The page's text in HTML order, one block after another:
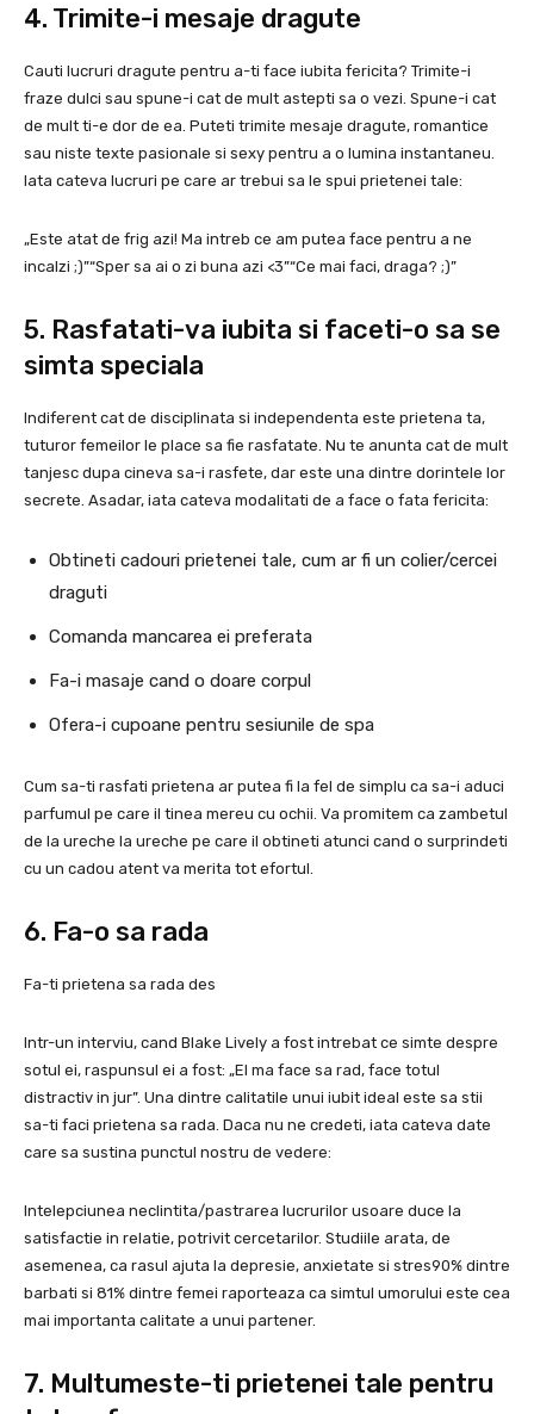
4. Trimite-i mesaje dragute
Cauti lucruri dragute pentru a-ti face iubita fericita? Trimite-i
fraze dulci sau spune-i cat de mult astepti sa o vezi. Spune-i cat
de mult ti-e dor de ea. Puteti trimite mesaje dragute, romantice
sau niste texte pasionale si sexy pentru a o lumina instantaneu.
Iata cateva lucruri pe care ar trebui sa le spui prietenei tale:
„Este atat de frig azi! Ma intreb ce am putea face pentru a ne
incalzi ;)”“Sper sa ai o zi buna azi <3”“Ce mai faci, draga? ;)”
5. Rasfatati-va iubita si faceti-o sa se
simta speciala
Indiferent cat de disciplinata si independenta este prietena ta,
tuturor femeilor le place sa fie rasfatate. Nu te anunta cat de mult
tanjesc dupa cineva sa-i rasfete, dar este una dintre dorintele lor
secrete. Asadar, iata cateva modalitati de a face o fata fericita:
Obtineti cadouri prietenei tale, cum ar fi un colier/cercei
draguti
Comanda mancarea ei preferata
Fa-i masaje cand o doare corpul
Ofera-i cupoane pentru sesiunile de spa
Cum sa-ti rasfati prietena ar putea fi la fel de simplu ca sa-i aduci
parfumul pe care il tinea mereu cu ochii. Va promitem ca zambetul
de la ureche la ureche pe care il obtineti atunci cand o surprindeti
cu un cadou atent va merita tot efortul.
6. Fa-o sa rada
Fa-ti prietena sa rada des
Intr-un interviu, cand Blake Lively a fost intrebat ce simte despre
sotul ei, raspunsul ei a fost: „El ma face sa rad, face totul
distractiv in jur”. Una dintre calitatile unui iubit ideal este sa stii
sa-ti faci prietena sa rada. Daca nu ne credeti, iata cateva date
care sa sustina punctul nostru de vedere:
Intelepciunea neclintita/pastrarea lucrurilor usoare duce la
satisfactie in relatie, potrivit cercetarilor. Studiile arata, de
asemenea, ca rasul ajuta la depresie, anxietate si stres90% dintre
barbati si 81% dintre femei raporteaza ca simtul umorului este cea
mai importanta calitate a unui partener.
7. Multumeste-ti prietenei tale pentru